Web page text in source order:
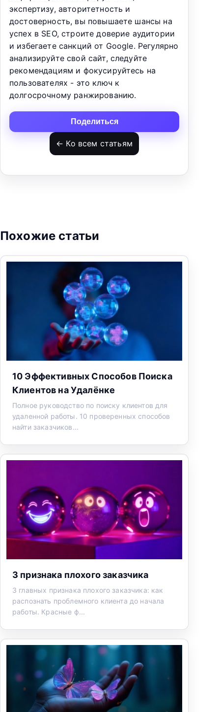
экспертизу, авторитетность и
достоверность, вы повышаете шансы на
успех в SEO, строите доверие аудитории
и избегаете санкций от Google. Регулярно
анализируйте свой сайт, следуйте
рекомендациям и фокусируйтесь на
пользователях - это ключ к
долгосрочному ранжированию.
Поделиться
← Ко всем статьям
Похожие статьи
10 Эффективных Способов Поиска
Клиентов на Удалёнке
Полное руководство по поиску клиентов для
удаленной работы. 10 проверенных способов
найти заказчиков...
3 признака плохого заказчика
3 главных признака плохого заказчика: как
распознать проблемного клиента до начала
работы. Красные ф...